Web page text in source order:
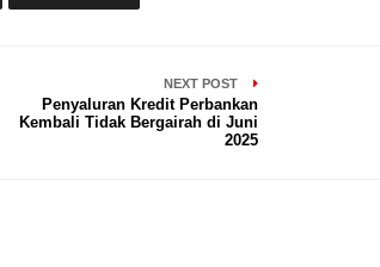
NEXT POST
Penyaluran Kredit Perbankan
Kembali Tidak Bergairah di Juni
2025